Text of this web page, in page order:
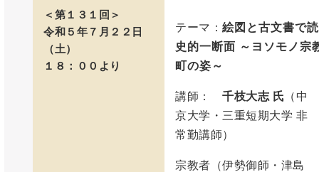
＜第１３１回＞
令和５年７月２２日
（土）
１８：００より
テーマ： 絵図と古文書で
史的一断面 ～ヨソモノ宗
町の姿～
講師： 千枝大志 氏 （中
京大学・三重短期大学 非
常勤講師）
宗教者（伊勢御師・津島